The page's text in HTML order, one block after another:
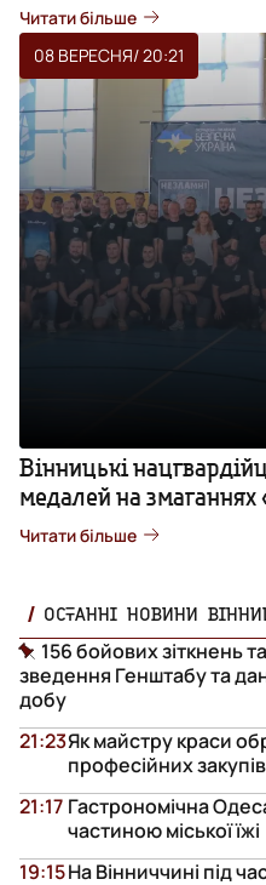
Читати більше
08 ВЕРЕСНЯ/ 20:21
Вінницькі
медалей на
Читати більше
ОСТАННІ НОВИНИ
156 бойових зіткнень
зведення Генштабу та
добу
Як майстру краси
професійних
21:23
Гастрономічна
частиною міської їжі
21:17
На Вінниччині під
19:15